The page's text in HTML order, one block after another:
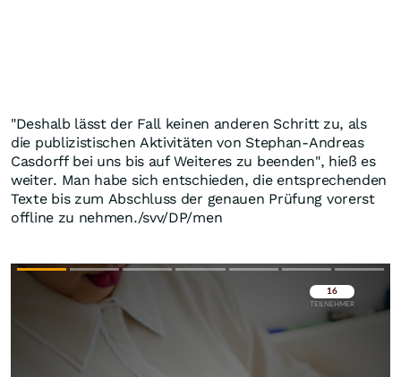
"Deshalb lässt der Fall keinen anderen Schritt zu, als
die publizistischen Aktivitäten von Stephan-Andreas
Casdorff bei uns bis auf Weiteres zu beenden", hieß es
weiter. Man habe sich entschieden, die entsprechenden
Texte bis zum Abschluss der genauen Prüfung vorerst
offline zu nehmen./svv/DP/men
Überspringen